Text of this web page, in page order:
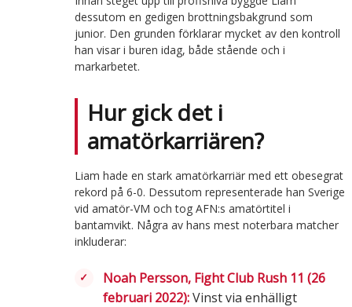
dessutom en gedigen brottningsbakgrund som
junior. Den grunden förklarar mycket av den kontroll
han visar i buren idag, både stående och i
markarbetet.
Hur gick det i
amatörkarriären?
Liam hade en stark amatörkarriär med ett obesegrat
rekord på 6-0. Dessutom representerade han Sverige
vid amatör-VM och tog AFN:s amatörtitel i
bantamvikt. Några av hans mest noterbara matcher
inkluderar:
Noah Persson, Fight Club Rush 11 (26
februari 2022):Vinst via enhälligt